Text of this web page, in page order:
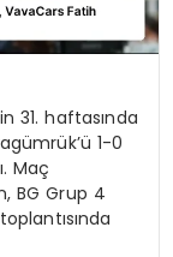
31. haftasında
1-0
Maç
BG Grup 4